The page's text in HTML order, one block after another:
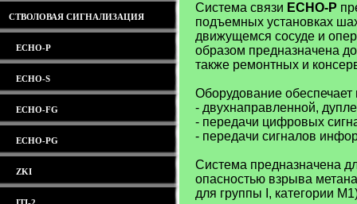
СТВОЛОВАЯ СИГНАЛИЗАЦИЯ
ECHO-P
ECHO-S
ECHO-FG
ECHO-PG
ZKI
Система связи ECHO-P
подъемных установках
движущемся сосуде и
образом предназначена
также ремонтных и
Оборудование обеспечает
- двухнаправленной,
- передачи цифровых
- передачи сигналов
Система предназначена
опасностью взрыва
для группы I, категории